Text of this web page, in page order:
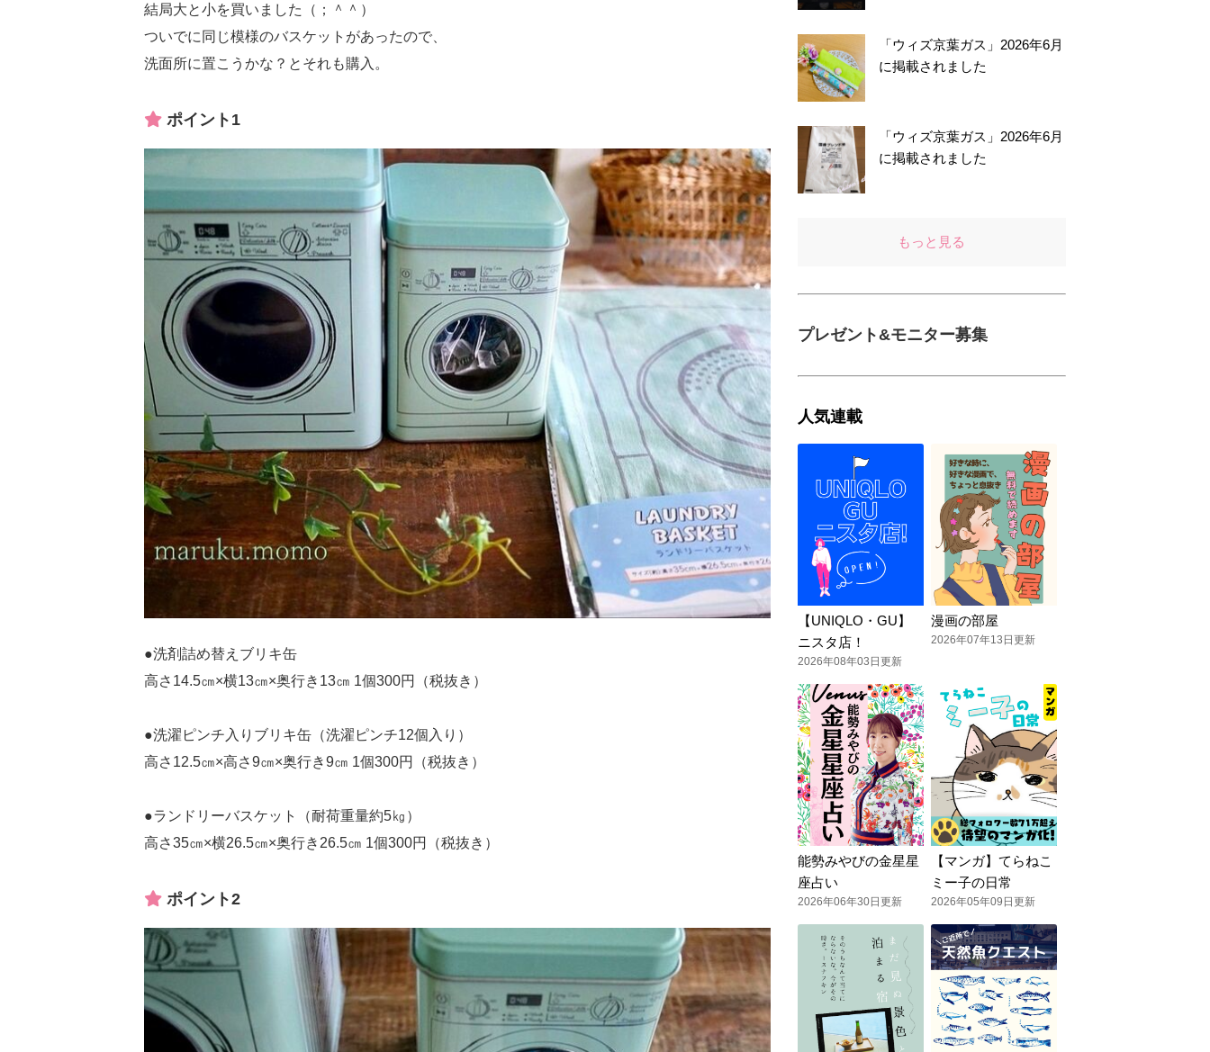
結局大と小を買いました（；＾＾）
ついでに同じ模様のバスケットがあったので、
洗面所に置こうかな？とそれも購入。
ポイント1
●洗剤詰め替えブリキ缶
高さ14.5㎝×横13㎝×奥行き13㎝ 1個300円（税抜き）
●洗濯ピンチ入りブリキ缶（洗濯ピンチ12個入り）
高さ12.5㎝×高さ9㎝×奥行き9㎝ 1個300円（税抜き）
●ランドリーバスケット（耐荷重量約5㎏）
高さ35㎝×横26.5㎝×奥行き26.5㎝ 1個300円（税抜き）
ポイント2
「ウィズ京葉ガス」2026年6月
に掲載されました
「ウィズ京葉ガス」2026年6月
に掲載されました
もっと見る
プレゼント&モニター募集
人気連載
【UNIQLO・GU】
ニスタ店！
2026年08年03日更新
漫画の部屋
2026年07年13日更新
能勢みやびの金星星
座占い
2026年06年30日更新
【マンガ】てらねこ
ミー子の日常
2026年05年09日更新